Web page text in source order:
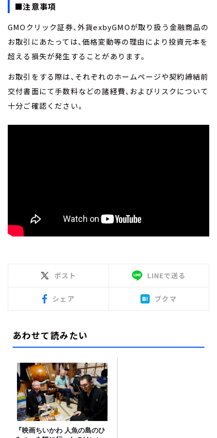
■注意事項
GMOクリック証券、外貨exbyGMOが取り扱う金融商品の
お取引にあたっては、価格変動等の理由により投資元本を
超える損失が発生することがあります。
お取引をする際は、それぞれのホームページや契約締結前
交付書面にて手数料などの諸経費、およびリスクについて
十分ご確認ください。
ポスト LINEで送る
シェア ブクマ
あわせて読みたい
『映画ちいかわ 人魚の島のひ